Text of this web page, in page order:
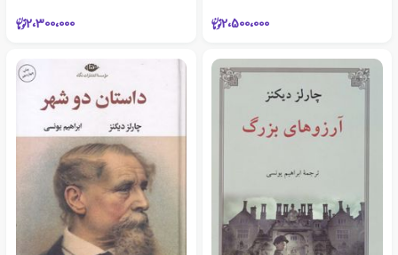
2،500،000 2،300،000